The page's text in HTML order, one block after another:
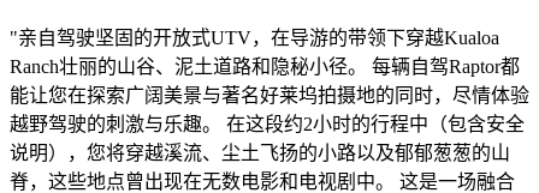
"亲自驾驶坚固的开放式UTV，在导游的带领下穿越Kualoa
Ranch壮丽的山谷、泥土道路和隐秘小径。 每辆自驾Raptor都
能让您在探索广阔美景与著名好莱坞拍摄地的同时，尽情体验
越野驾驶的刺激与乐趣。 在这段约2小时的行程中（包含安全
说明），您将穿越溪流、尘土飞扬的小路以及郁郁葱葱的山
脊，这些地点曾出现在无数电影和电视剧中。 这是一场融合